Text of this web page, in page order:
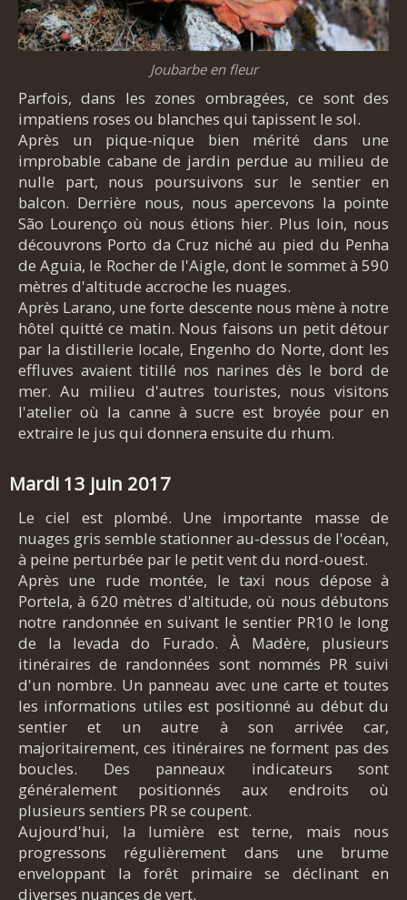
Joubarbe en fleur
Parfois, dans les zones ombragées, ce sont des
impatiens roses ou blanches qui tapissent le sol.
Après un pique-nique bien mérité dans une
improbable cabane de jardin perdue au milieu de
nulle part, nous poursuivons sur le sentier en
balcon. Derrière nous, nous apercevons la pointe
São Lourenço où nous étions hier. Plus loin, nous
découvrons Porto da Cruz niché au pied du Penha
de Aguia, le Rocher de l'Aigle, dont le sommet à 590
mètres d'altitude accroche les nuages.
Après Larano, une forte descente nous mène à notre
hôtel quitté ce matin. Nous faisons un petit détour
par la distillerie locale, Engenho do Norte, dont les
effluves avaient titillé nos narines dès le bord de
mer. Au milieu d'autres touristes, nous visitons
l'atelier où la canne à sucre est broyée pour en
extraire le jus qui donnera ensuite du rhum.
Mardi 13 juin 2017
Le ciel est plombé. Une importante masse de
nuages gris semble stationner au-dessus de l'océan,
à peine perturbée par le petit vent du nord-ouest.
Après une rude montée, le taxi nous dépose à
Portela, à 620 mètres d'altitude, où nous débutons
notre randonnée en suivant le sentier PR10 le long
de la levada do Furado. À Madère, plusieurs
itinéraires de randonnées sont nommés PR suivi
d'un nombre. Un panneau avec une carte et toutes
les informations utiles est positionné au début du
sentier et un autre à son arrivée car,
majoritairement, ces itinéraires ne forment pas des
boucles. Des panneaux indicateurs sont
généralement positionnés aux endroits où
plusieurs sentiers PR se coupent.
Aujourd'hui, la lumière est terne, mais nous
progressons régulièrement dans une brume
enveloppant la forêt primaire se déclinant en
diverses nuances de vert.